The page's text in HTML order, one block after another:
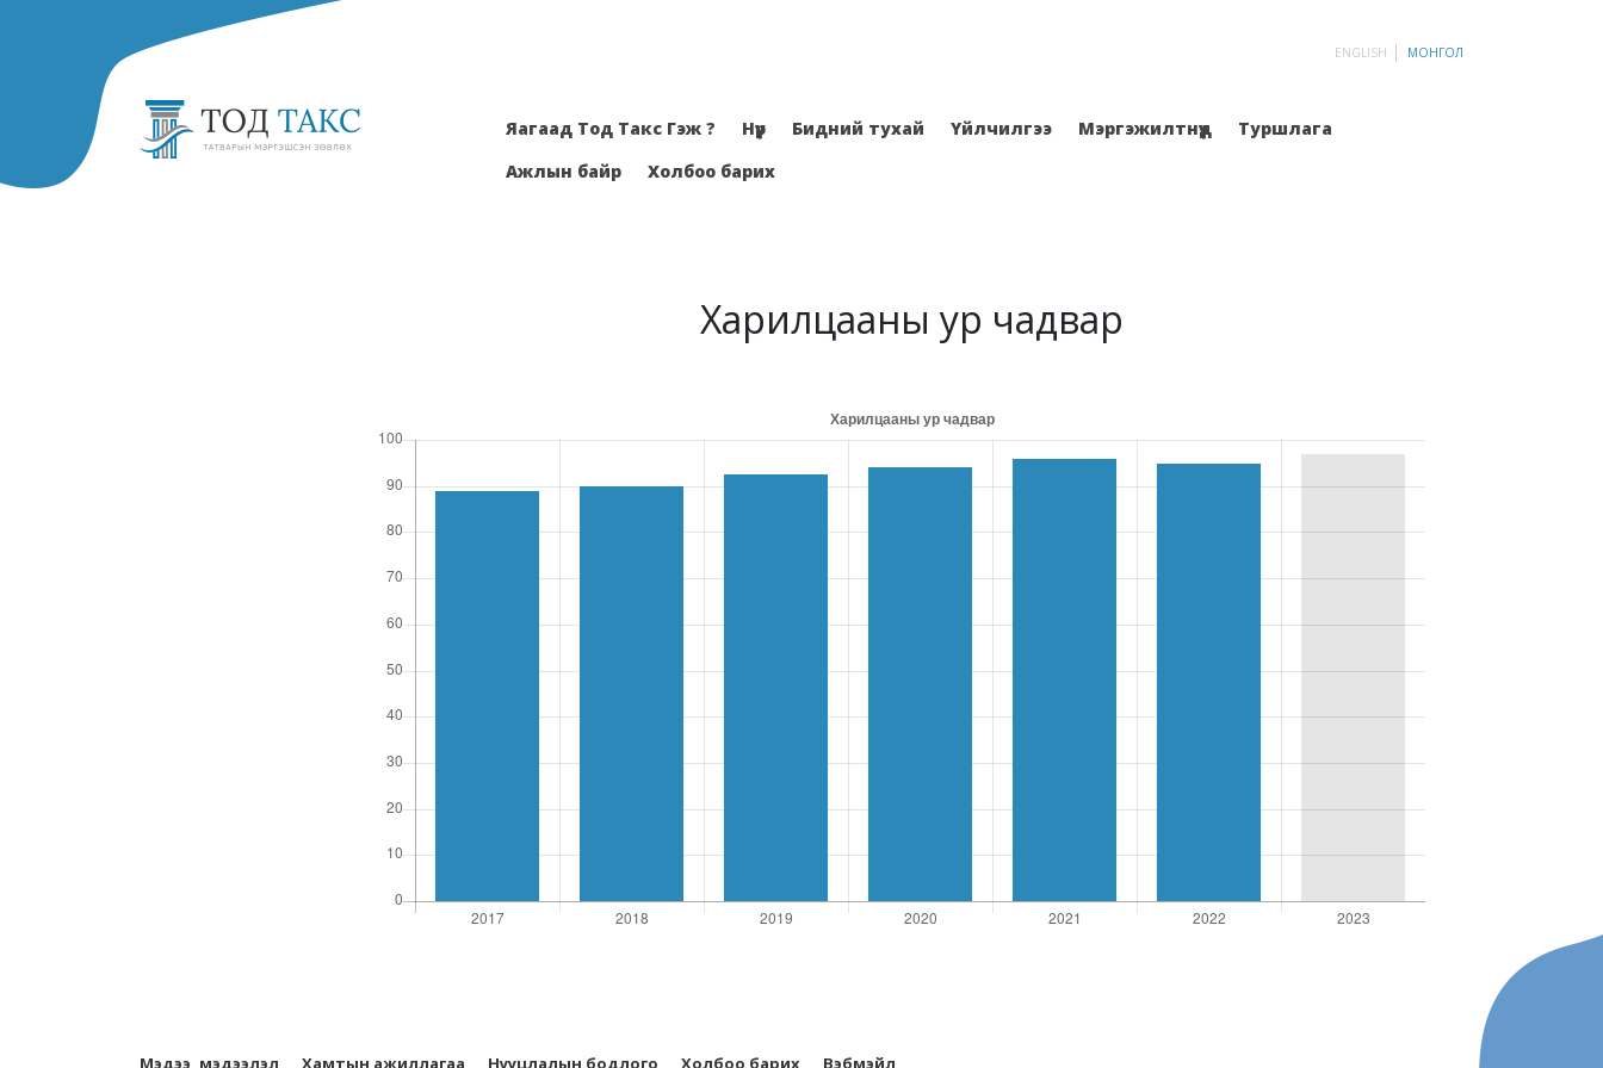
ENGLISH МОНГОЛ
Яагаад Тод Такс Гэж ? Нүүр Бидний тухай Үйлчилгээ Мэргэжилтнүүд
Туршлага
Ажлын байр
Холбоо барих
Харилцааны ур чадвар
Мэдээ, мэдээлэл Хамтын ажиллагаа Нууцлалын бодлого Холбоо барих Вэбмэйл